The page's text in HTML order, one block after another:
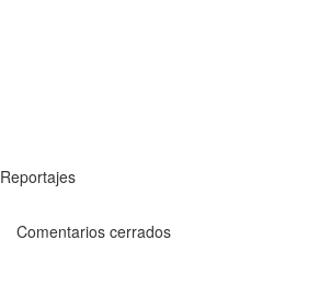
Reportajes
Comentarios cerrados